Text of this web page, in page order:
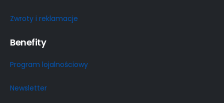
Zwroty i reklamacje
Benefity
Program lojalnościowy
Newsletter